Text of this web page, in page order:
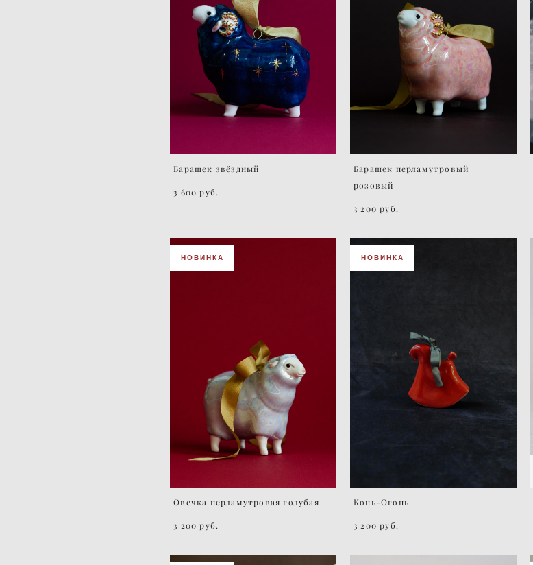
Барашек звёздный
3 600 pуб.
Барашек перламутровый
розовый
3 200 pуб.
НОВИНКА
Овечка перламутровая голубая
3 200 pуб.
НОВИНКА
Конь-Огонь
3 200 pуб.